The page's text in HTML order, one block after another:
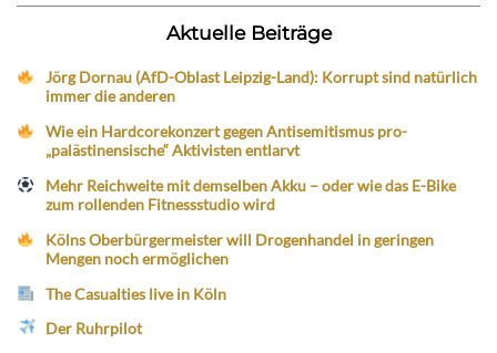
Aktuelle Beiträge
Jörg Dornau (AfD-Oblast Leipzig-Land): Korrupt sind natürlich
immer die anderen
Wie ein Hardcorekonzert gegen Antisemitismus pro-
„palästinensische“ Aktivisten entlarvt
Mehr Reichweite mit demselben Akku – oder wie das E-Bike
zum rollenden Fitnessstudio wird
Kölns Oberbürgermeister will Drogenhandel in geringen
Mengen noch ermöglichen
The Casualties live in Köln
Der Ruhrpilot